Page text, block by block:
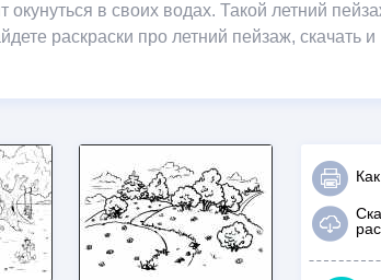
в своих водах. Такой летний
раскраски про летний пейзаж, скачать и